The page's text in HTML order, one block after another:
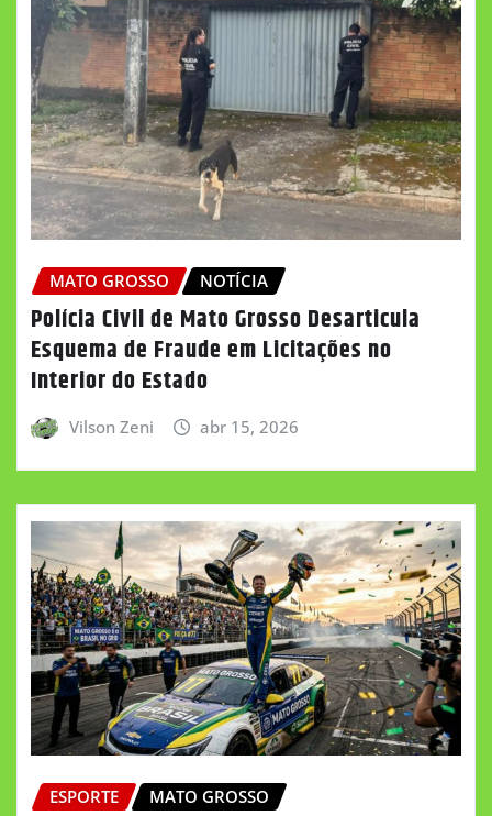
MATO GROSSO NOTÍCIA
Polícia Civil de Mato Grosso Desarticula
Esquema de Fraude em Licitações no
Interior do Estado
Vilson Zeni abr 15, 2026
ESPORTE MATO GROSSO